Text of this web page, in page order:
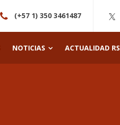
(+57 1) 350 3461487
NOTICIAS ACTUALIDAD RS